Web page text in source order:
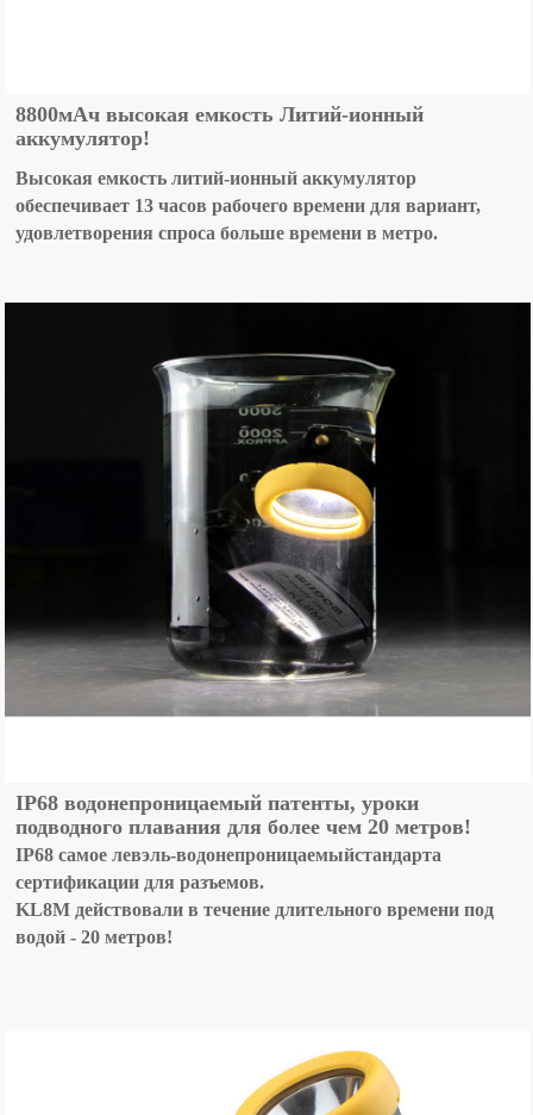
8800мАч высокая емкость Литий-ионный
аккумулятор!
Высокая емкость литий-ионный аккумулятор
обеспечивает 13 часов рабочего времени для вариант,
удовлетворения спроса больше времени в метро.
IP68 водонепроницаемый патенты, уроки
подводного плавания для более чем 20 метров!
IP68 самое левэль-водонепроницаемыйстандарта
сертификации для разъемов.
KL8M действовали в течение длительного времени под
водой - 20 метров!